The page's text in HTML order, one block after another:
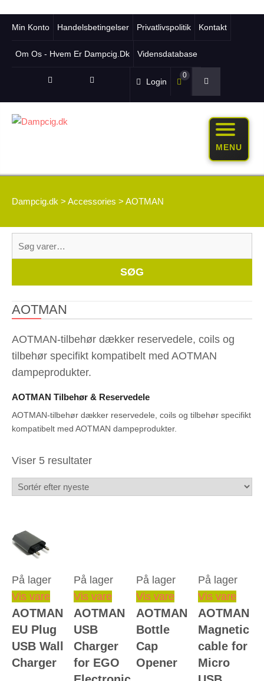
Min Konto Handelsbetingelser Privatlivspolitik Kontakt
Om Os - Hvem Er Dampcig.dk Vidensdatabase
Login
0
MENU
Dampcig.dk > Accessories > AOTMAN
SØG
AOTMAN
AOTMAN-tilbehør dækker reservedele, coils og
tilbehør specifikt kompatibelt med AOTMAN
dampeprodukter.
AOTMAN Tilbehør & Reservedele
AOTMAN-tilbehør dækker reservedele, coils og tilbehør specifikt
kompatibelt med AOTMAN dampeprodukter.
Viser 5 resultaterSorteret
efter
seneste
På lager
Vis vare
AOTMAN
EU Plug
USB Wall
Charger
På lager
Vis vare
AOTMAN
USB
Charger
for EGO
På lager
Vis vare
AOTMAN
Bottle
Cap
Opener
På lager
Vis vare
AOTMAN
Magnetic
cable for
Micro